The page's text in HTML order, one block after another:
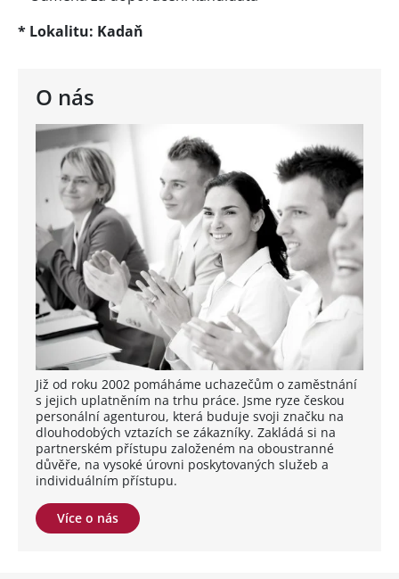
O nás
Již od roku 2002 pomáháme uchazečům o zaměstnání
s jejich uplatněním na trhu práce. Jsme ryze českou
personální agenturou, která buduje svoji značku na
dlouhodobých vztazích se zákazníky. Zakládá si na
partnerském přístupu založeném na oboustranné
důvěře, na vysoké úrovni poskytovaných služeb a
individuálním přístupu.
Více o nás
* Lokalitu: Kadaň